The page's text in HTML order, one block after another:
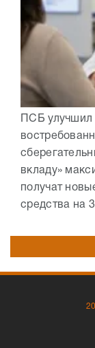
ПСБ
вкладу»
получат
средства на